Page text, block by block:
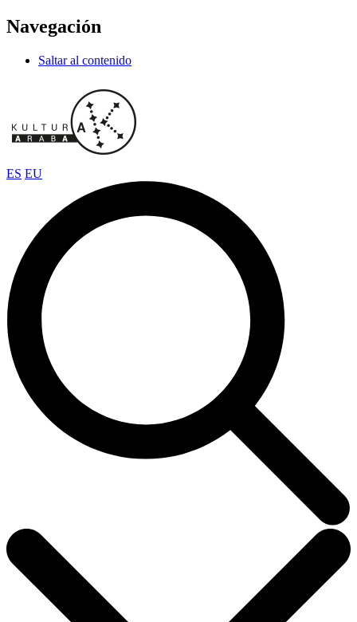
Navegación
Saltar al contenido
ES EU